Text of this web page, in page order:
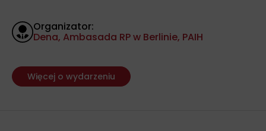
Organizator:
Dena, Ambasada RP w Berlinie, PAIH
Więcej o wydarzeniu